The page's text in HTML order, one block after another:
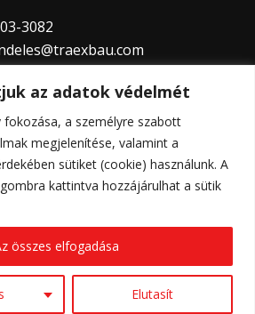
az adatok védelmét
fokozása, a személyre szabott
megjelenítése, valamint a
sütiket (cookie) használunk. A
kattintva hozzájárulhat a sütik
Elutasít
összes elfogadása
3082
Bau Kft. Weboldalt készítette:
Web and Design